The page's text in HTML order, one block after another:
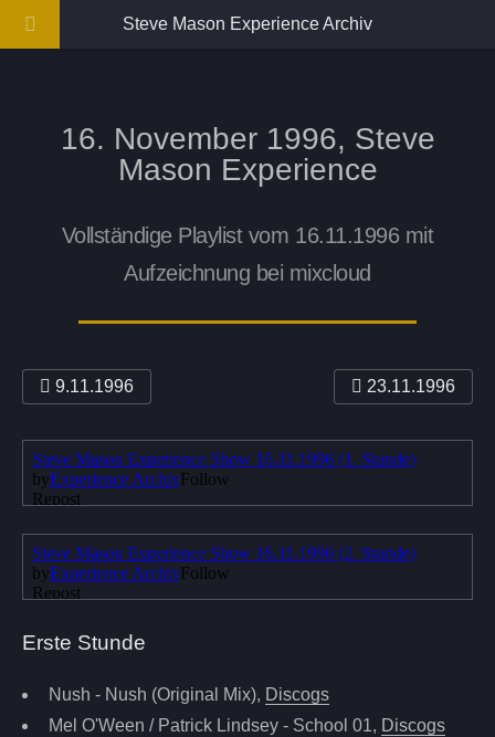
16. November 1996, Steve
Mason Experience
Vollständige Playlist vom 16.11.1996 mit
Aufzeichnung bei mixcloud
9.11.1996 23.11.1996
Erste Stunde
Nush - Nush (Original Mix), Discogs
Mel O'Ween / Patrick Lindsey - School 01, Discogs
Steve Mason Experience Archiv